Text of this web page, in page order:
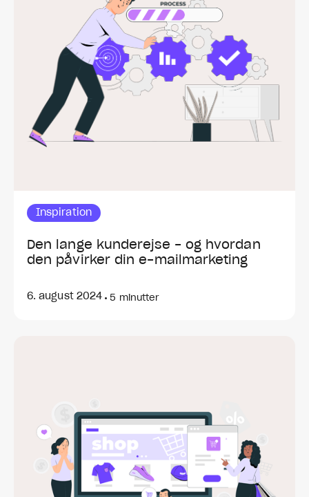
Inspiration
Den lange kunderejse - og hvordan
den påvirker din e-mailmarketing
6. august 2024 •5 minutter